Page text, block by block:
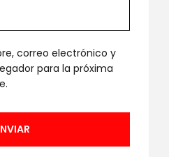
correo electrónico y
para la próxima